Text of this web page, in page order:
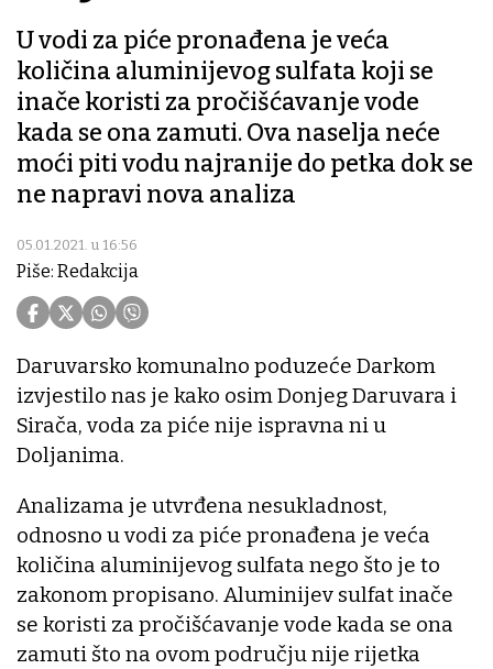
U vodi za piće pronađena je veća
količina aluminijevog sulfata koji se
inače koristi za pročišćavanje vode
kada se ona zamuti. Ova naselja neće
moći piti vodu najranije do petka dok se
ne napravi nova analiza
05.01.2021. u 16:56
Piše: Redakcija
Daruvarsko komunalno poduzeće Darkom
izvjestilo nas je kako osim Donjeg Daruvara i
Sirača, voda za piće nije ispravna ni u
Doljanima.
Analizama je utvrđena nesukladnost,
odnosno u vodi za piće pronađena je veća
količina aluminijevog sulfata nego što je to
zakonom propisano. Aluminijev sulfat inače
se koristi za pročišćavanje vode kada se ona
zamuti što na ovom području nije rijetka